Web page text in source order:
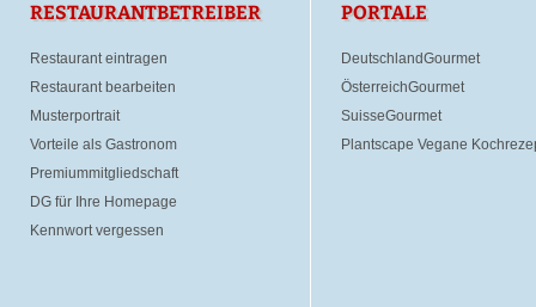
RESTAURANTBETREIBER
Restaurant eintragen
Restaurant bearbeiten
Musterportrait
Vorteile als Gastronom
Premiummitgliedschaft
DG für Ihre Homepage
Kennwort vergessen
PORTALE
DeutschlandGourmet
ÖsterreichGourmet
SuisseGourmet
Plantscape Vegane